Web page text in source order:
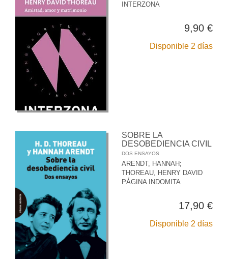
INTERZONA
9,90 €
Disponible 2 días
SOBRE LA
DESOBEDIENCIA CIVIL
DOS ENSAYOS
ARENDT, HANNAH ;
THOREAU, HENRY DAVID
PÁGINA INDOMITA
17,90 €
Disponible 2 días